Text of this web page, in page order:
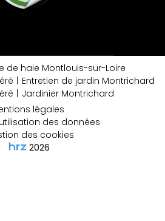
de haie Montlouis-sur-Loire
Entretien de jardin Montrichard
Jardinier Montrichard
légales
des données
des cookies
2026